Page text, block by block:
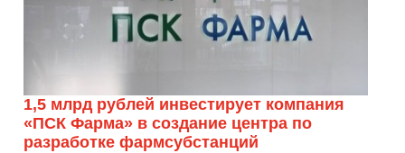
1,5 млрд рублей инвестирует компания
«ПСК Фарма» в создание центра по
разработке фармсубстанций